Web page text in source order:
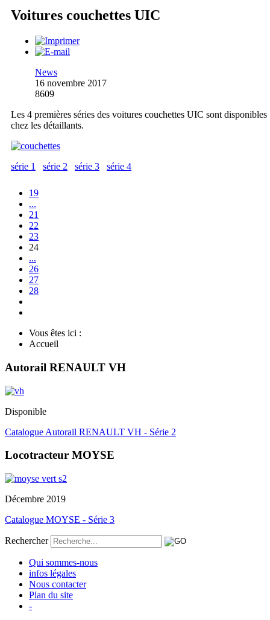
Voitures couchettes UIC
News
16 novembre 2017
8609
Les 4 premières séries des voitures couchettes UIC sont disponibles
chez les détaillants.
série 1 série 2 série 3 série 4
19
...
21
22
23
24
...
26
27
28
Vous êtes ici :
Accueil
Autorail RENAULT VH
Disponible
Catalogue Autorail RENAULT VH - Série 2
Locotracteur MOYSE
Décembre 2019
Catalogue MOYSE - Série 3
Rechercher
Qui sommes-nous
infos légales
Nous contacter
Plan du site
-